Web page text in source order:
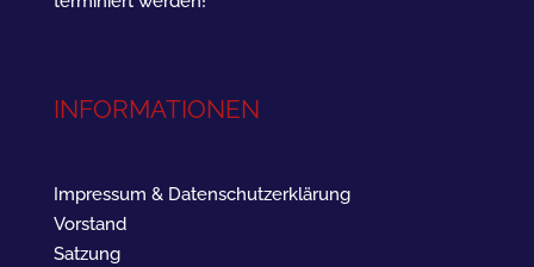
INFORMATIONEN
Impressum & Datenschutzerklärung
Vorstand
Satzung